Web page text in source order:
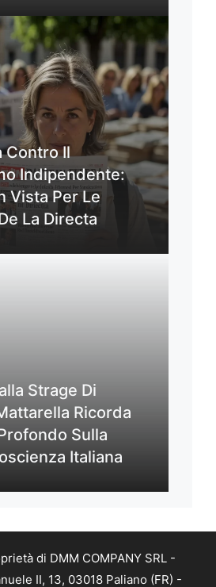
Contro Il
Indipendente:
Vista Per Le
La Directa
Strage Di
Ricorda
Sulla
Italiana
di DMM COMPANY SRL -
II, 13, 03018 Paliano (FR) -